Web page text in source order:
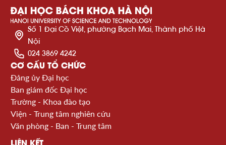
Số 1 Đại Cồ Việt, phường Bạch Mai, Thành phố Hà
Nội
024 3869 4242
CƠ CẤU TỔ CHỨC
Đảng ủy Đại học
Ban giám đốc Đại học
Trường - Khoa đào tạo
Viện - Trung tâm nghiên cứu
Văn phòng - Ban - Trung tâm